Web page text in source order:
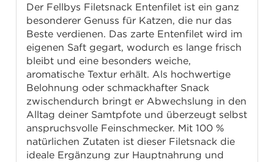
Der Fellbys Filetsnack Entenfilet ist ein ganz
besonderer Genuss für Katzen, die nur das
Beste verdienen. Das zarte Entenfilet wird im
eigenen Saft gegart, wodurch es lange frisch
bleibt und eine besonders weiche,
aromatische Textur erhält. Als hochwertige
Belohnung oder schmackhafter Snack
zwischendurch bringt er Abwechslung in den
Alltag deiner Samtpfote und überzeugt selbst
anspruchsvolle Feinschmecker. Mit 100 %
natürlichen Zutaten ist dieser Filetsnack die
ideale Ergänzung zur Hauptnahrung und